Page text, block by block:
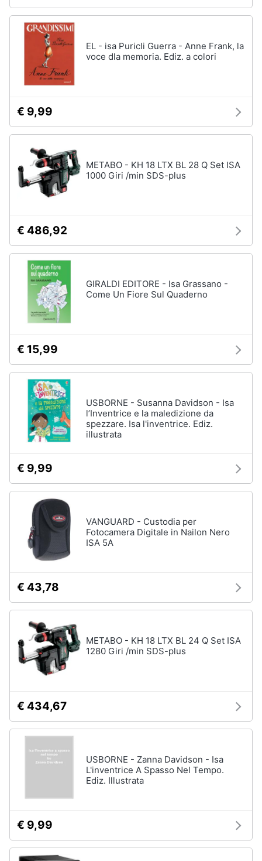
EL - isa Puricli Guerra - Anne Frank, la
voce dla memoria. Ediz. a colori
€ 9,99
METABO - KH 18 LTX BL 28 Q Set ISA
1000 Giri /min SDS-plus
€ 486,92
GIRALDI EDITORE - Isa Grassano -
Come Un Fiore Sul Quaderno
€ 15,99
USBORNE - Susanna Davidson - Isa
l’Inventrice e la maledizione da
spezzare. Isa l'inventrice. Ediz.
illustrata
€ 9,99
VANGUARD - Custodia per
Fotocamera Digitale in Nailon Nero
ISA 5A
€ 43,78
METABO - KH 18 LTX BL 24 Q Set ISA
1280 Giri /min SDS-plus
€ 434,67
USBORNE - Zanna Davidson - Isa
L'inventrice A Spasso Nel Tempo.
Ediz. Illustrata
€ 9,99